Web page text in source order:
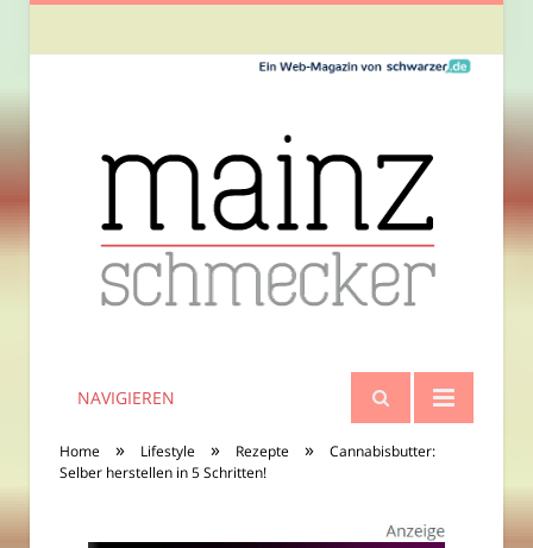
NAVIGIEREN
Home » Lifestyle » Rezepte »
Cannabisbutter:
Selber herstellen in 5 Schritten!